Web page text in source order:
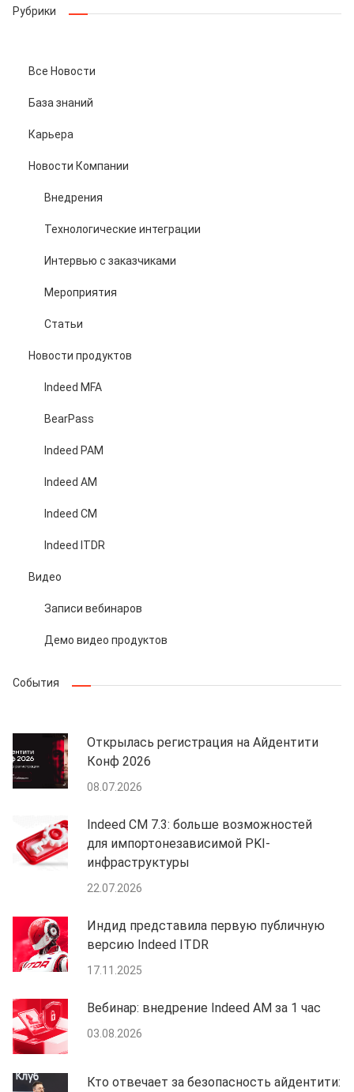
Рубрики
Все Новости
База знаний
Карьера
Новости Компании
Внедрения
Технологические интеграции
Интервью с заказчиками
Мероприятия
Статьи
Новости продуктов
Indeed MFA
BearPass
Indeed PAM
Indeed AM
Indeed CM
Indeed ITDR
Видео
Записи вебинаров
Демо видео продуктов
События
Открылась регистрация на Айдентити
Конф 2026
08.07.2026
Indeed CM 7.3: больше возможностей
для импортонезависимой PKI-
инфраструктуры
22.07.2026
Индид представила первую публичную
версию Indeed ITDR
17.11.2025
Вебинар: внедрение Indeed AM за 1 час
03.08.2026
Кто отвечает за безопасность айдентити: